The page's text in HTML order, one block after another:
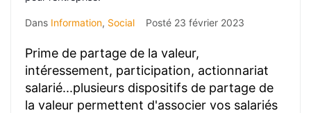
Dans Information, Social Posté 23 février 2023
Prime de partage de la valeur,
intéressement, participation, actionnariat
salarié...plusieurs dispositifs de partage de
la valeur permettent d'associer vos salariés